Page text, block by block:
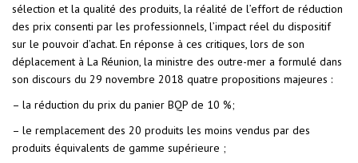
sélection et la qualité des produits, la réalité de l’effort de réduction
des prix consenti par les professionnels, l’impact réel du dispositif
sur le pouvoir d’achat. En réponse à ces critiques, lors de son
déplacement à La Réunion, la ministre des outre-mer a formulé dans
son discours du 29 novembre 2018 quatre propositions majeures :
– la réduction du prix du panier BQP de 10 %;
– le remplacement des 20 produits les moins vendus par des
produits équivalents de gamme supérieure ;